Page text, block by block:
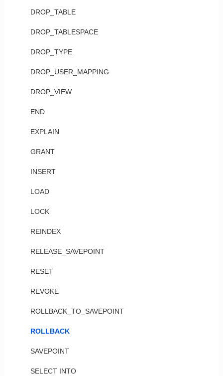
DROP_TABLE
DROP_TABLESPACE
DROP_TYPE
DROP_USER_MAPPING
DROP_VIEW
END
EXPLAIN
GRANT
INSERT
LOAD
LOCK
REINDEX
RELEASE_SAVEPOINT
RESET
REVOKE
ROLLBACK_TO_SAVEPOINT
ROLLBACK
SAVEPOINT
SELECT INTO